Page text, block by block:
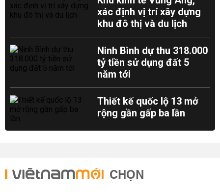
xác định vị trí xây dựng
khu đô thị và du lịch
Ninh Bình dự thu 318.000
tỷ tiền sử dụng đất 5
năm tới
Thiết kế quốc lộ 13 mở
rộng gần gấp ba lần
CHỌN